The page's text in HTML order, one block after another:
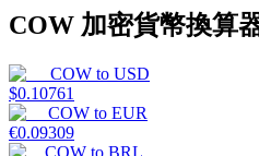
COW 加密貨幣換算
COW to USD
$0.10761
COW to EUR
€0.09309
COW to BRL